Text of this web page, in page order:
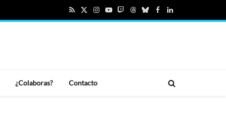
RSSX
Instagram
YouTube
TwitchThreadsBlueskyFacebook
LinkedIn
¿Colaboras? Contacto